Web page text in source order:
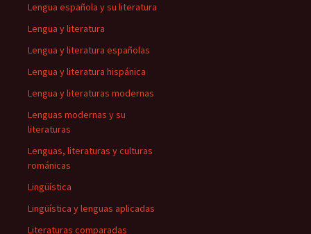
Lengua española y su literatura
Lengua y literatura
Lengua y literatura españolas
Lengua y literatura hispánica
Lengua y literaturas modernas
Lenguas modernas y su
literaturas
Lenguas, literaturas y culturas
románicas
Lingüística
Lingüística y lenguas aplicadas
Literaturas comparadas